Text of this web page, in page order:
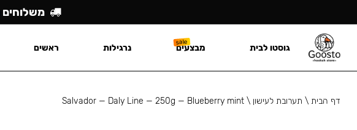
דף הבית\ תערובת לעישון \
Salvador — Daly Line — 250g — Blueberry mint
משלוחים
גוסטו לבית מבצעים נרגילות ראשים